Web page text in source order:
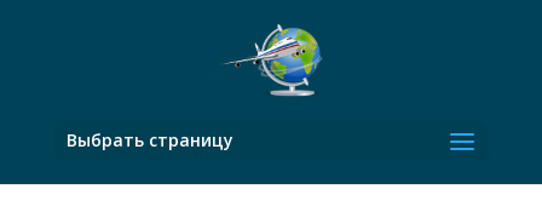
Выбрать страницу